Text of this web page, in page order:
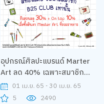
อุปกรณ์ศิลปะแบรนด์ Marter
Art ลด 40% เฉพาะสมาชิก
B2S CLUB เท่านั้น
01 เม.ย. 65 - 30 เม.ย. 65
5
2490